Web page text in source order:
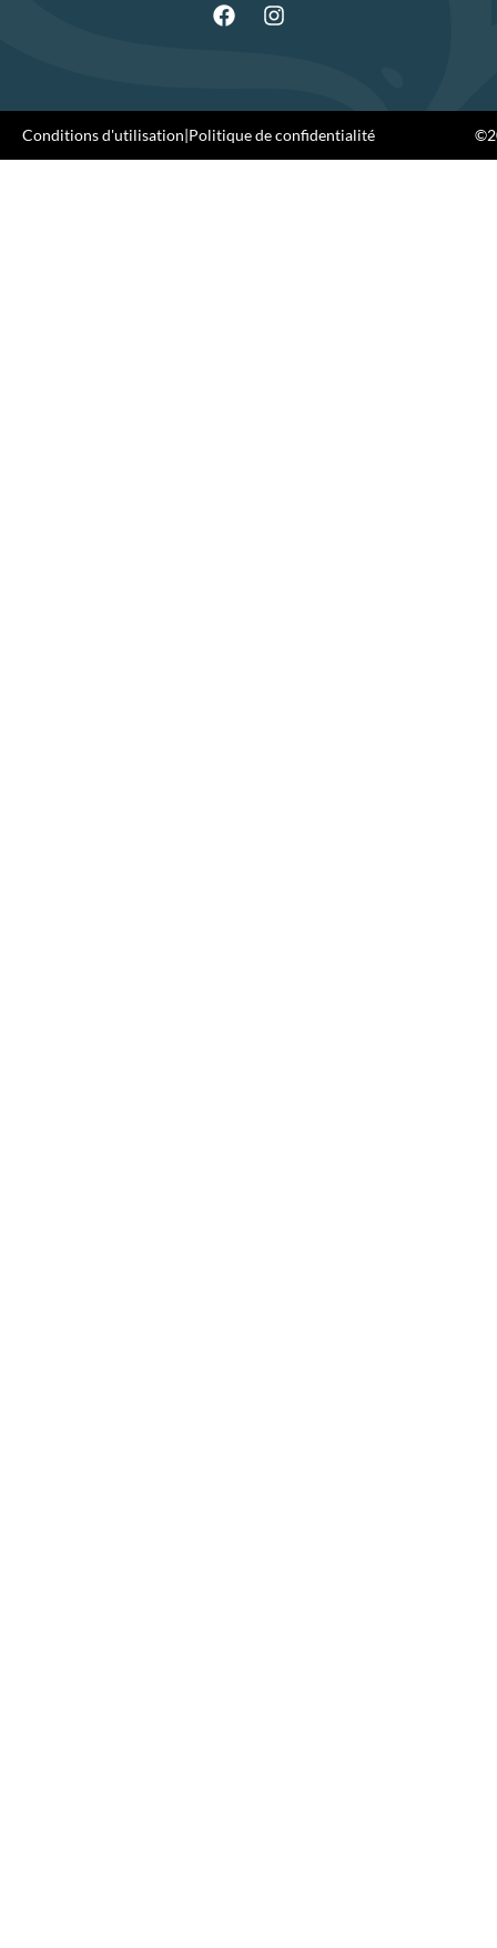
Conditions d'utilisation|Politique de confidentialité